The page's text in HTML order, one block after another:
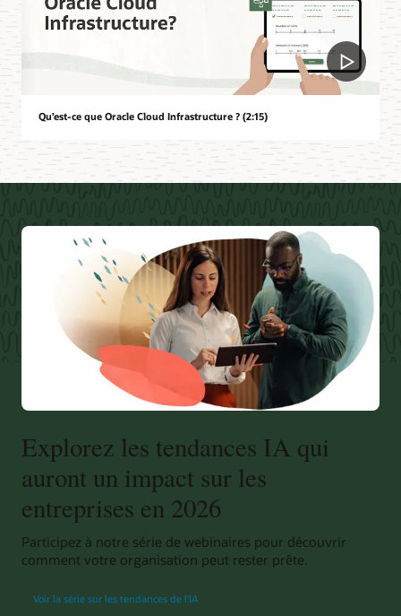
Qu’est-ce que Oracle Cloud Infrastructure ? (2:15)
Explorez les tendances IA qui
auront un impact sur les
entreprises en 2026
Participez à notre série de webinaires pour découvrir
comment votre organisation peut rester prête.
Voir la série sur les tendances de l'IA